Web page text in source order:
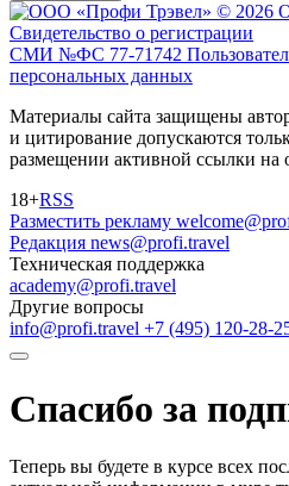
© 2026
Свидетельство о регистрации
СМИ №ФС 77-71742
персональных данных
Материалы сайта защищены
и цитирование допускаются
размещении активной ссылки на
18+RSS
Разместить рекламу
Редакция news@profi.travel
Техническая поддержка
academy@profi.travel
Другие вопросы
info@profi.travel +7 (495) 120-28-
Спасибо за
Теперь вы будете в курсе всех